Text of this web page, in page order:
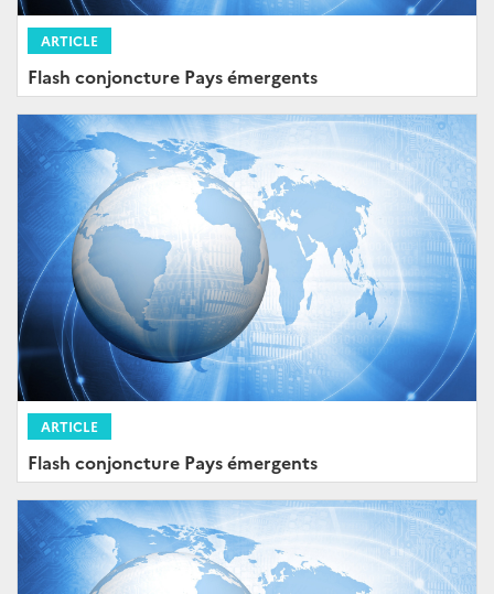
ARTICLE
Flash conjoncture Pays émergents
ARTICLE
Flash conjoncture Pays émergents